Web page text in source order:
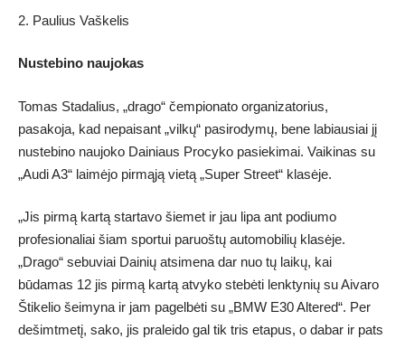
Paulius Vaškelis
Nustebino naujokas
Tomas Stadalius, „drago“ čempionato organizatorius,
pasakoja, kad nepaisant „vilkų“ pasirodymų, bene labiausiai jį
nustebino naujoko Dainiaus Procyko pasiekimai. Vaikinas su
„Audi A3“ laimėjo pirmąją vietą „Super Street“ klasėje.
„Jis pirmą kartą startavo šiemet ir jau lipa ant podiumo
profesionaliai šiam sportui paruoštų automobilių klasėje.
„Drago“ sebuviai Dainių atsimena dar nuo tų laikų, kai
būdamas 12 jis pirmą kartą atvyko stebėti lenktynių su Aivaro
Štikelio šeimyna ir jam pagelbėti su „BMW E30 Altered“. Per
dešimtmetį, sako, jis praleido gal tik tris etapus, o dabar ir pats